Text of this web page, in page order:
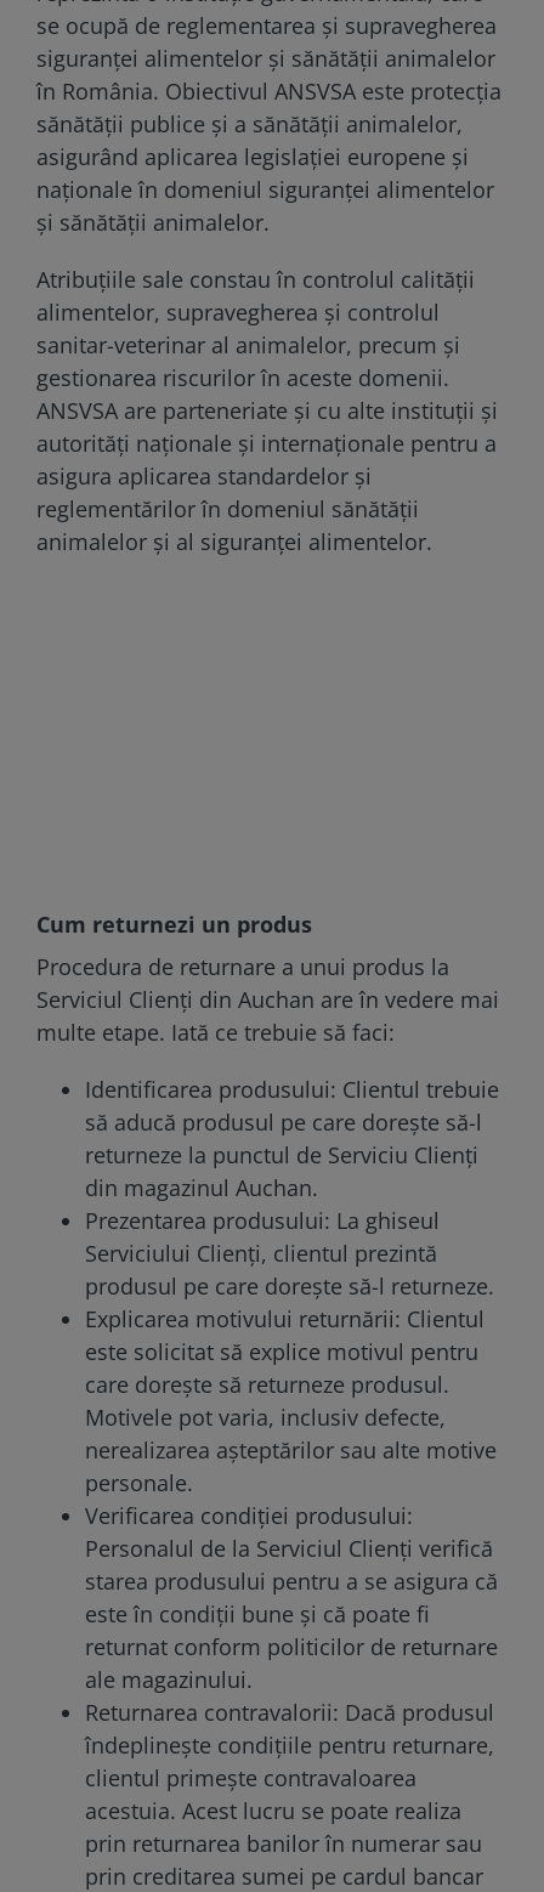
se ocupă de reglementarea și supravegherea
siguranței alimentelor și sănătății animalelor
în România. Obiectivul ANSVSA este protecția
sănătății publice și a sănătății animalelor,
asigurând aplicarea legislației europene și
naționale în domeniul siguranței alimentelor
și sănătății animalelor.
Atribuțiile sale constau în controlul calității
alimentelor, supravegherea și controlul
sanitar-veterinar al animalelor, precum și
gestionarea riscurilor în aceste domenii.
ANSVSA are parteneriate și cu alte instituții și
autorități naționale și internaționale pentru a
asigura aplicarea standardelor și
reglementărilor în domeniul sănătății
animalelor și al siguranței alimentelor.
Cum returnezi un produs
Procedura de returnare a unui produs la
Serviciul Clienți din Auchan are în vedere mai
multe etape. Iată ce trebuie să faci:
Identificarea produsului: Clientul trebuie
să aducă produsul pe care dorește să-l
returneze la punctul de Serviciu Clienți
din magazinul Auchan.
Prezentarea produsului: La ghiseul
Serviciului Clienți, clientul prezintă
produsul pe care dorește să-l returneze.
Explicarea motivului returnării: Clientul
este solicitat să explice motivul pentru
care dorește să returneze produsul.
Motivele pot varia, inclusiv defecte,
nerealizarea așteptărilor sau alte motive
personale.
Verificarea condiției produsului:
Personalul de la Serviciul Clienți verifică
starea produsului pentru a se asigura că
este în condiții bune și că poate fi
returnat conform politicilor de returnare
ale magazinului.
Returnarea contravalorii: Dacă produsul
îndeplinește condițiile pentru returnare,
clientul primește contravaloarea
acestuia. Acest lucru se poate realiza
prin returnarea banilor în numerar sau
prin creditarea sumei pe cardul bancar